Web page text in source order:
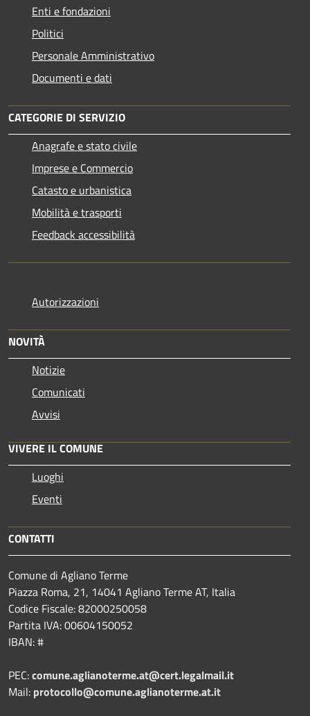
Enti e fondazioni
Politici
Personale Amministrativo
Documenti e dati
CATEGORIE DI SERVIZIO
Anagrafe e stato civile
Imprese e Commercio
Catasto e urbanistica
Mobilità e trasporti
Feedback accessibilità
Autorizzazioni
NOVITÀ
Notizie
Comunicati
Avvisi
VIVERE IL COMUNE
Luoghi
Eventi
CONTATTI
Comune di Agliano Terme
Piazza Roma, 21, 14041 Agliano Terme AT, Italia
Codice Fiscale: 82000250058
Partita IVA: 00604150052
IBAN: #
PEC:comune.aglianoterme.at@cert.legalmail.it
Mail: protocollo@comune.aglianoterme.at.it